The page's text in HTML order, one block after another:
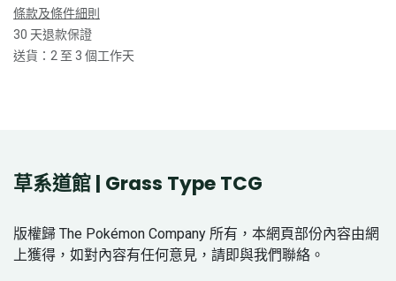
條款及條件細則
30 天退款保證
送貨：2 至 3 個工作天
草系道館 | Grass Type TCG
版權歸 The Pokémon Company 所有，本網頁部份內容由網
上獲得，如對內容有任何意見，請即與我們聯絡。